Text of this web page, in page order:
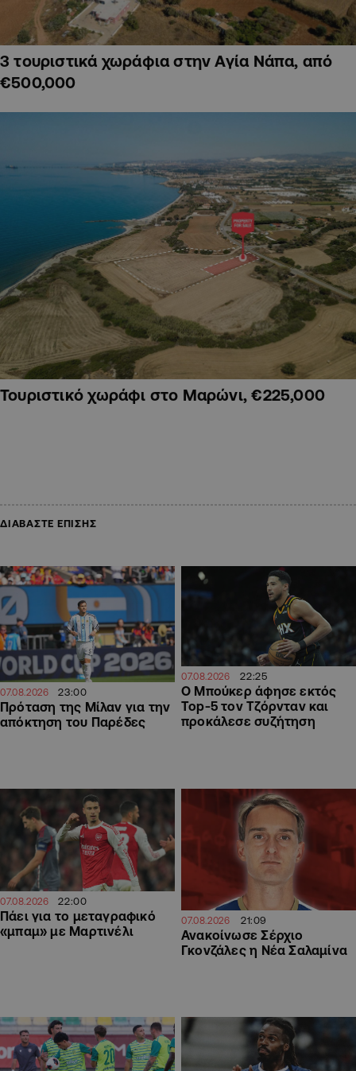
3 τουριστικά χωράφια στην Αγία Νάπα, από
€500,000
Τουριστικό χωράφι στο Μαρώνι, €225,000
ΔΙΑΒΑΣΤΕ ΕΠΙΣΗΣ
07.08.2026 23:00
Πρόταση της Μίλαν για την
απόκτηση του Παρέδες
07.08.2026 22:25
Ο Μπούκερ άφησε εκτός
Top-5 τον Τζόρνταν και
προκάλεσε συζήτηση
07.08.2026 22:00
Πάει για το μεταγραφικό
«μπαμ» με Μαρτινέλι
07.08.2026 21:09
Ανακοίνωσε Σέρχιο
Γκονζάλες η Νέα Σαλαμίνα